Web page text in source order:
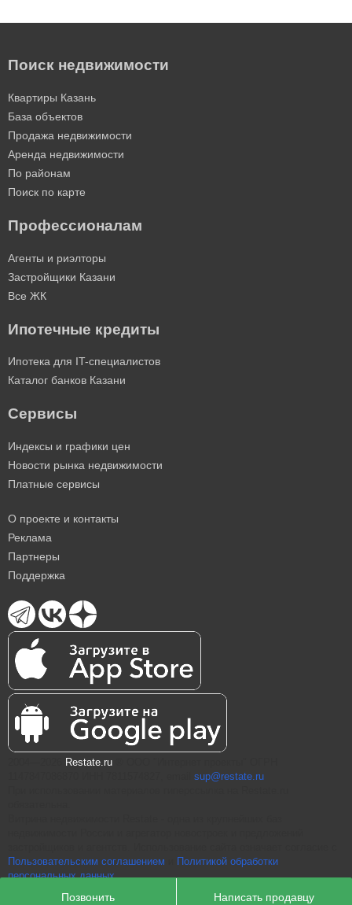
Позвонить Написать продавцу
Поиск недвижимости
Квартиры Казань
База объектов
Продажа недвижимости
Аренда недвижимости
По районам
Поиск по карте
Профессионалам
Агенты и риэлторы
Застройщики Казани
Все ЖК
Ипотечные кредиты
Ипотека для IT-специалистов
Каталог банков Казани
Сервисы
Индексы и графики цен
Новости рынка недвижимости
Платные сервисы
О проекте и контакты
Реклама
Партнеры
Поддержка
Restate.ru
sup@restate.ru
Пользовательским соглашением
Политикой обработки
персональных данных